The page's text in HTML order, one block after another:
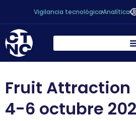
Vigilancia tecnológicaAnalítica
Fruit
4-6 octubre